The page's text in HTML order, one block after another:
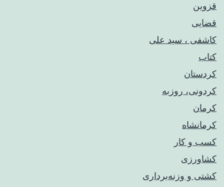
قزوین
قضایی
کاشفی ، سید علی
کتاب
کردستان
کردونی، روزبه
کرمان
کرمانشاه
کسب و کار
کشاورزی
کشتی و وزنه‌برداری